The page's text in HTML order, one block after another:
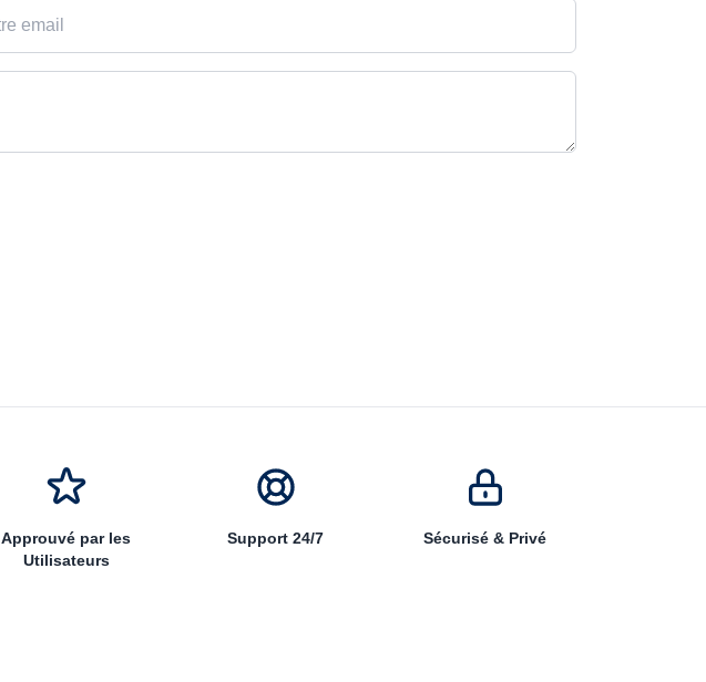
Approuvé par les
Utilisateurs
Support 24/7 Sécurisé & Privé